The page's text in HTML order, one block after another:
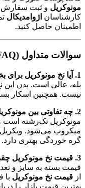
مونوکریل و ثبت سفارش
کارشناسان اژوامدیکال
اطمینان حاصل کنید.
سوالات متداول (FAQ)
1. آیا نخ مونوکریل برای بخیه صورت خوب است؟
بله، عالی است. بدن این
نیست. همچنین اسکار
2. چه تفاوتی بین مونوکریل و ویکریل وجود دارد؟
مونوکریل تک‌رشته
میکروب می‌شود. ویکریل
گره خوردگی بهتری دارد.
3. قیمت نخ مونوکریل چقدر است؟
قیمت بسته به سایز و
از قیمت نخ مونوکریل با
بهترین قیمت بازار را